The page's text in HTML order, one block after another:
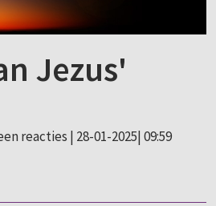
Jezus'
reacties | 28-01-2025| 09:59